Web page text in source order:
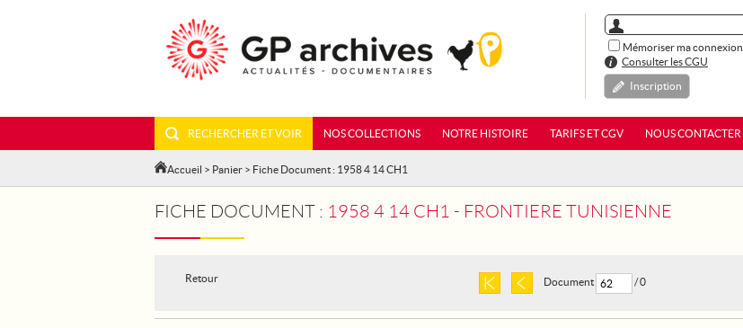
Mémoriser ma connexion
Consulter les CGU
Inscription
RECHERCHER ET VOIR NOS COLLECTIONS NOTRE HISTOIRE TARIFS ET CGV NOUS CONTACTER
Accueil > Panier > Fiche Document : 1958 4 14 CH1
FICHE DOCUMENT : 1958 4 14 CH1 - FRONTIERE TUNISIENNE
Retour Document / 0